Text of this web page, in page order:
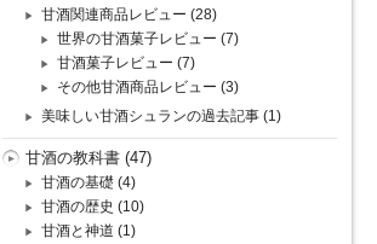
甘酒関連商品レビュー (28)
世界の甘酒菓子レビュー (7)
甘酒菓子レビュー (7)
その他甘酒商品レビュー (3)
美味しい甘酒シュランの過去記事 (1)
甘酒の教科書 (47)
甘酒の基礎 (4)
甘酒の歴史 (10)
甘酒と神道 (1)